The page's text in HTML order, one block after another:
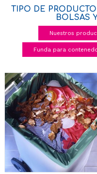
TIPO DE
BOLSAS
Nuestros
Funda para